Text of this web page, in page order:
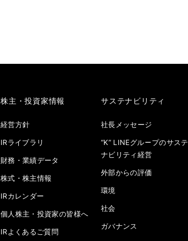
株主・投資家情報
経営方針
IRライブラリ
財務・業績データ
株式・株主情報
IRカレンダー
個人株主・投資家の皆様へ
IRよくあるご質問
サステナビリティ
社長メッセージ
“K” LINEグループのサステ
ナビリティ経営
外部からの評価
環境
社会
ガバナンス